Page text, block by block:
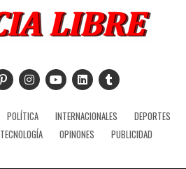
POLÍTICA INTERNACIONALES
DEPORTES
TECNOLOGÍA OPINONES PUBLICIDAD